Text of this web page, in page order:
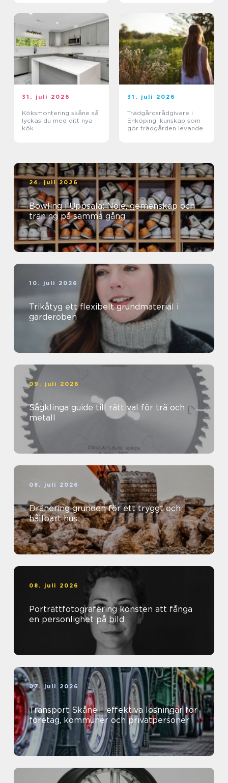
31. juli 2026
Köksmontering skåne så
lyckas du med ditt nya
kök
31. juli 2026
Trädgårdsrådgivare i
Enköping: kunskap som
gör trädgården levande
24. juli 2026
Bowling i Uppsala: Nöje, gemenskap och
träning på samma gång
10. juli 2026
Trikåtyg ett flexibelt grundmaterial i
garderoben
09. juli 2026
Sågklinga guide till rätt val för trä och
metall
08. juli 2026
Dränering grunden för ett tryggt och
hållbart hus
08. juli 2026
Porträttfotografering konsten att fånga
en personlighet på bild
07. juli 2026
Transport Skåne – effektiva lösningar för
företag, kommuner och privatpersoner